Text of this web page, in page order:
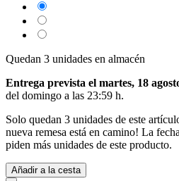
Quedan 3 unidades en almacén
Entrega prevista el martes, 18
del domingo a las 23:59 h.
Solo quedan 3 unidades de este
nueva remesa está en camino! La
piden más unidades de este producto.
Añadir a la cesta